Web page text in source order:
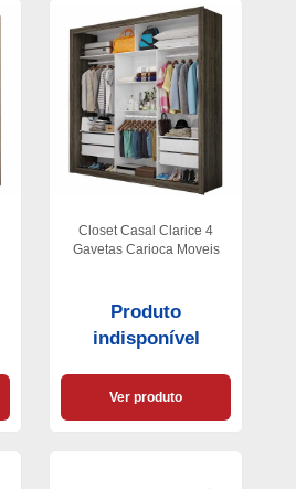
Closet Casal Clarice 4
Gavetas Carioca Moveis
Produto
indisponível
Ver produto